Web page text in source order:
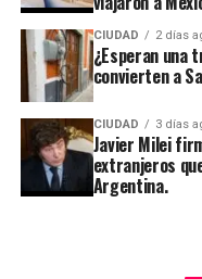
CIUDAD 2 días
¿Esperan una
convierten a
CIUDAD 3 días
Javier Milei
extranjeros
Argentina.